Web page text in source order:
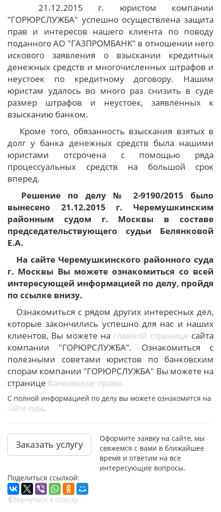
21.12.2015 г. юристом компании
"ГОРЮРСЛУЖБА" успешно осуществлена защита
прав и интересов нашего клиента по поводу
поданного АО "ГАЗПРОМБАНК" в отношении него
искового заявления о взыскании кредитных
денежных средств и многочисленных штрафов и
неустоек по кредитному договору. Нашим
юристам удалось во много раз снизить в суде
размер штрафов и неустоек, заявленных к
взысканию банком.
Кроме того, обязанность взыскания взятых в
долг у банка денежных средств была нашими
юристами отсрочена с помощью ряда
процессуальных средств на большой срок
вперед.
Решение по делу № 2-9190/2015 было
вынесено 21.12.2015 г. Черемушкинским
районным судом г. Москвы в составе
председательствующего судьи Белянковой
Е.А.
На сайте Черемушкинского районного суда
г. Москвы Вы можете ознакомиться со всей
интересующей информацией по делу, пройдя
по ссылке внизу.
Ознакомиться с рядом других интересных дел,
которые закончились успешно для нас и наших
клиентов, Вы можете на главной странице сайта
компании "ГОРЮРСЛУЖБА". Ознакомиться с
полезными советами юристов по банковским
спорам компании "ГОРЮРСЛУЖБА" Вы можете на
странице банковское право.
С полной информацией по делу вы можете ознакомится на
сайте суда.
Заказать услугу
Оформите заявку на сайте, мы
свяжемся с вами в ближайшее
время и ответим на все
интересующие вопросы.
Поделиться ссылкой:
Вернуться к списку